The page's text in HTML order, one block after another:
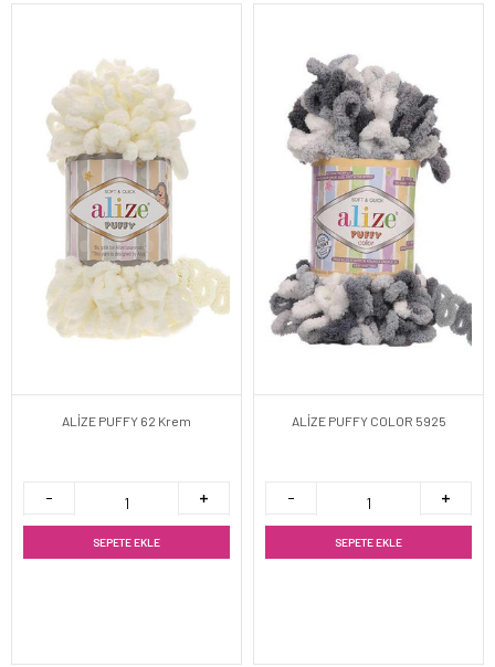
ALİZE PUFFY 62 Krem
SEPETE EKLE
ALİZE PUFFY COLOR 5925
SEPETE EKLE